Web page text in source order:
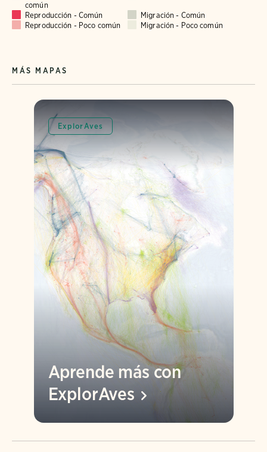
común
Reproducción - Común
Migración - Común
Reproducción - Poco común
Migración - Poco común
MÁS MAPAS
ExplorAves
Aprende más con
ExplorAves